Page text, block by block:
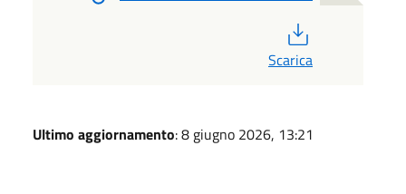
Scarica
Ultimo aggiornamento: 8 giugno 2026, 13:21